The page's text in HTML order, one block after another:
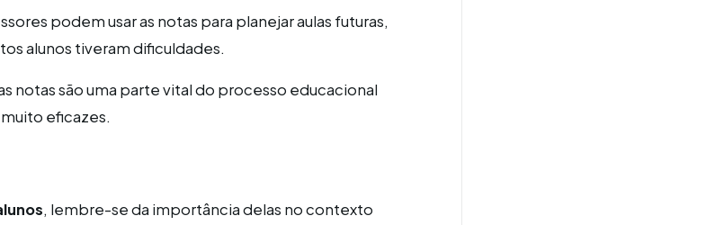
podem usar as notas para planejar aulas futuras,
alunos tiveram dificuldades.
notas são uma parte vital do processo educacional
eficazes.
, lembre-se da importância delas no contexto